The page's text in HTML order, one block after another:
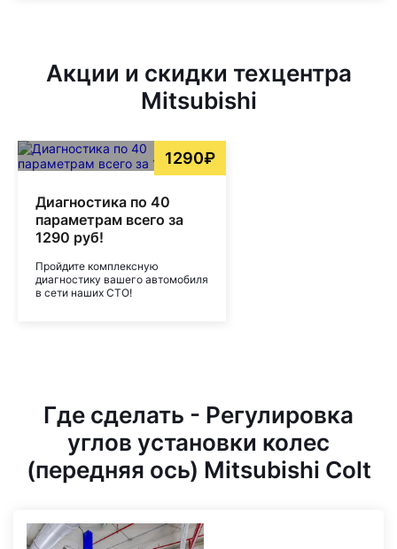
Акции и скидки техцентра
Mitsubishi
1290₽
Диагностика по 40
параметрам всего за
1290 руб!
Пройдите комплексную
диагностику вашего автомобиля
в сети наших СТО!
Где сделать - Регулировка
углов установки колес
(передняя ось) Mitsubishi Colt